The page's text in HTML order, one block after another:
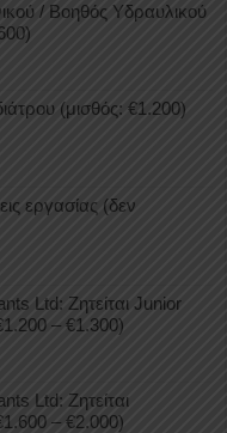
/ Βοηθός Υδραυλικού
(μισθός: €1.200)
εργασίας (δεν
Ltd: Ζητείται Junior
– €1.300)
Ltd: Ζητείται
– €2.000)